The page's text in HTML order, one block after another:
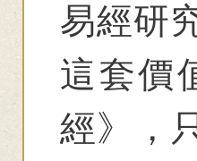
易經研
這套價
經》，